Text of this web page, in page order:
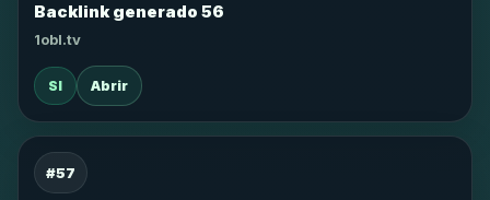
Backlink generado 56
1obl.tv
SI Abrir
#57